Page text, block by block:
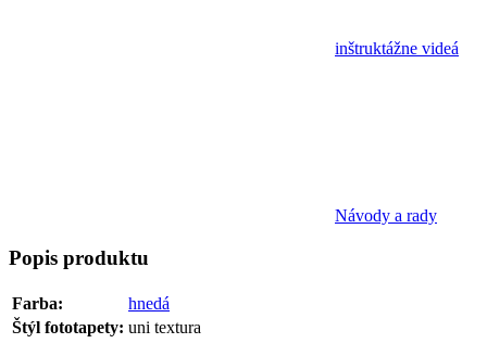
inštruktážne videá
Návody a rady
Popis produktu
Farba:
hnedá
Štýl fototapety: uni textura